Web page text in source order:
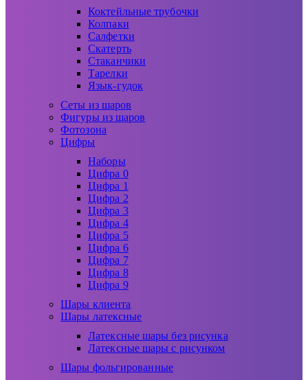
Коктейльные трубочки
Колпаки
Салфетки
Скатерть
Стаканчики
Тарелки
Язык-гудок
Сеты из шаров
Фигуры из шаров
Фотозона
Цифры
Наборы
Цифра 0
Цифра 1
Цифра 2
Цифра 3
Цифра 4
Цифра 5
Цифра 6
Цифра 7
Цифра 8
Цифра 9
Шары клиента
Шары латексные
Латексные шары без рисунка
Латексные шары с рисунком
Шары фольгированные